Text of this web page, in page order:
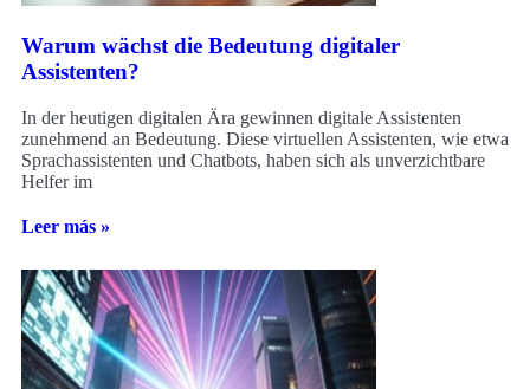
Warum wächst die Bedeutung digitaler
Assistenten?
In der heutigen digitalen Ära gewinnen digitale Assistenten
zunehmend an Bedeutung. Diese virtuellen Assistenten, wie etwa
Sprachassistenten und Chatbots, haben sich als unverzichtbare
Helfer im
Leer más »